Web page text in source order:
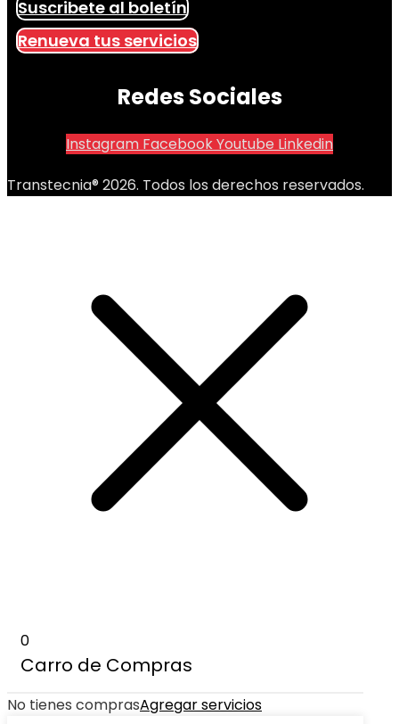
Suscribete al boletín
Renueva tus servicios
Redes Sociales
Instagram FacebookYoutube Linkedin
Transtecnia® 2026. Todos los derechos reservados.
0
Carro de Compras
No tienes comprasAgregar servicios